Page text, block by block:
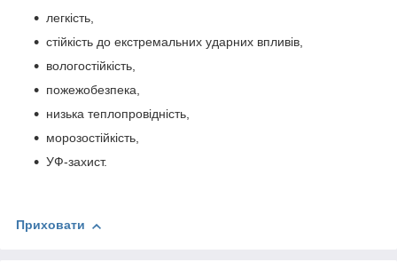
легкість,
стійкість до екстремальних ударних впливів,
вологостійкість,
пожежобезпека,
низька теплопровідність,
морозостійкість,
УФ-захист.
Приховати